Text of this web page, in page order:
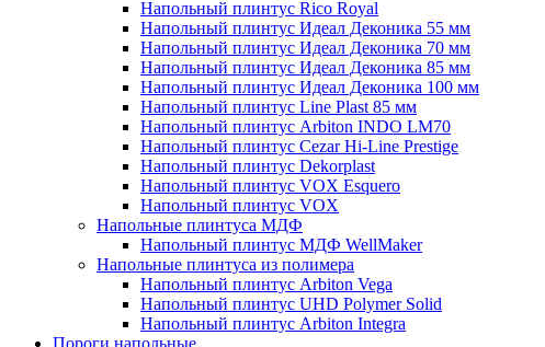
Напольный плинтус Rico Royal
Напольный плинтус Идеал Деконика 55 мм
Напольный плинтус Идеал Деконика 70 мм
Напольный плинтус Идеал Деконика 85 мм
Напольный плинтус Идеал Деконика 100 мм
Напольный плинтус Line Plast 85 мм
Напольный плинтус Arbiton INDO LM70
Напольный плинтус Cezar Hi-Line Prestige
Напольный плинтус Dekorplast
Напольный плинтус VOX Esquero
Напольный плинтус VOX
Напольные плинтуса МДФ
Напольный плинтус МДФ WellMaker
Напольные плинтуса из полимера
Напольный плинтус Arbiton Vega
Напольный плинтус UHD Polymer Solid
Напольный плинтус Arbiton Integra
Пороги напольные